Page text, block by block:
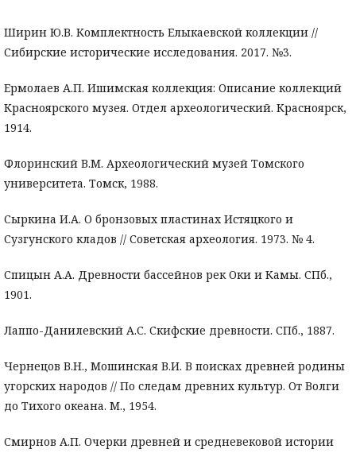
Ширин Ю.В. Комплектность Елыкаевской коллекции //
Сибирские исторические исследования. 2017. №3.
Ермолаев А.П. Ишимская коллекция: Описание коллекций
Красноярского музея. Отдел археологический. Красноярск,
1914.
Флоринский В.М. Археологический музей Томского
университета. Томск, 1988.
Сыркина И.А. О бронзовых пластинах Истяцкого и
Сузгунского кладов // Советская археология. 1973. № 4.
Спицын А.А. Древности бассейнов рек Оки и Камы. СПб.,
1901.
Лаппо-Данилевский А.С. Скифские древности. СПб., 1887.
Чернецов В.Н., Мошинская В.И. В поисках древней родины
угорских народов // По следам древних культур. От Волги
до Тихого океана. М., 1954.
Смирнов А.П. Очерки древней и средневековой истории